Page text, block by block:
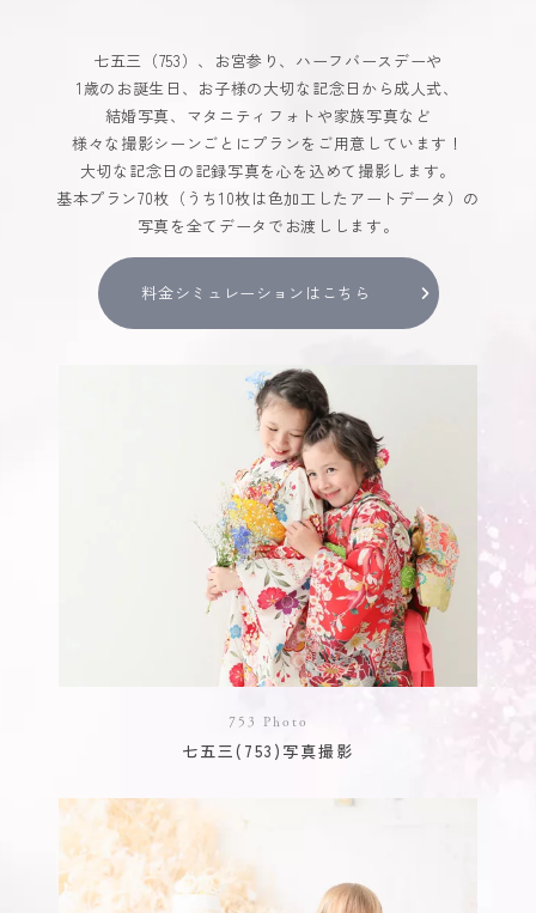
七五三（753）、お宮参り、ハーフバースデーや
1歳のお誕生日、お子様の大切な記念日から成人式、
結婚写真、マタニティフォトや家族写真など
様々な撮影シーンごとにプランをご用意しています！
大切な記念日の記録写真を心を込めて撮影します。
基本プラン70枚（うち10枚は色加工したアートデータ）の
写真を全てデータでお渡しします。
料金シミュレーションはこちら
753 Photo
七五三(753)写真撮影